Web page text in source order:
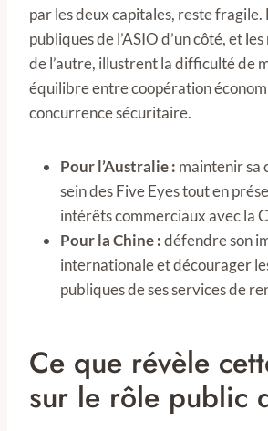
par les deux capitales, reste fragile.
publiques de l’ASIO d’un côté, et
de l’autre, illustrent la difficulté de
équilibre entre coopération
concurrence sécuritaire.
Pour l’Australie : maintenir sa
sein des Five Eyes tout en
intérêts commerciaux avec la
Pour la Chine :défendre son
internationale et décourager
publiques de ses services de
Ce que révèle
sur le rôle public